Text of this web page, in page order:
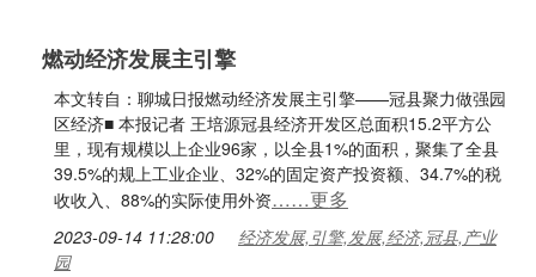
燃动经济发展主引擎
本文转自：聊城日报燃动经济发展主引擎——冠县聚力做强园
区经济■ 本报记者 王培源冠县经济开发区总面积15.2平方公
里，现有规模以上企业96家，以全县1%的面积，聚集了全县
39.5%的规上工业企业、32%的固定资产投资额、34.7%的税
收收入、88%的实际使用外资……更多
2023-09-14 11:28:00
经济发展,引擎,发展,经济,冠县,产业
园